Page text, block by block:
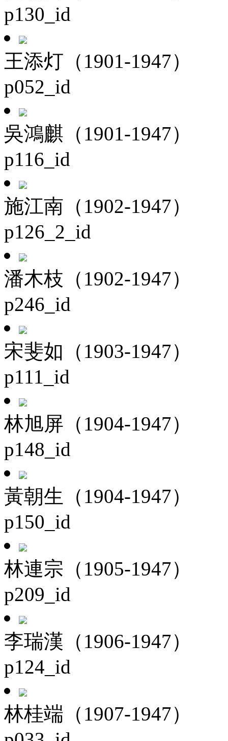
p130_id
王添灯（1901-1947）
p052_id
吳鴻麒（1901-1947）
p116_id
施江南（1902-1947）
p126_2_id
潘木枝（1902-1947）
p246_id
宋斐如（1903-1947）
p111_id
林旭屏（1904-1947）
p148_id
黃朝生（1904-1947）
p150_id
林連宗（1905-1947）
p209_id
李瑞漢（1906-1947）
p124_id
林桂端（1907-1947）